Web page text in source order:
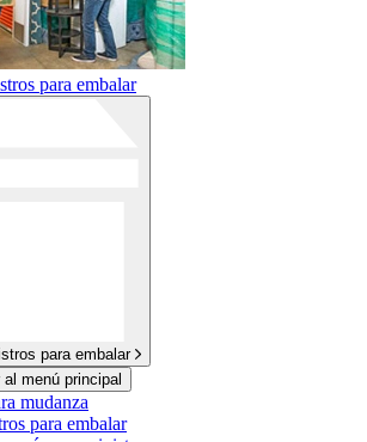
para embalar
para embalar
al menú principal
mudanza
para embalar